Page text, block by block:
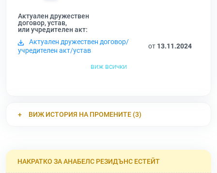
Актуален дружествен
договор, устав,
или учредителен акт:
Актуален дружествен договор/
учредителен акт/устав
от 13.11.2024
виж всички
ВИЖ ИСТОРИЯ НА ПРОМЕНИТЕ (3)
НАКРАТКО ЗА АНАБЕЛС РЕЗИДЪНС ЕСТЕЙТ